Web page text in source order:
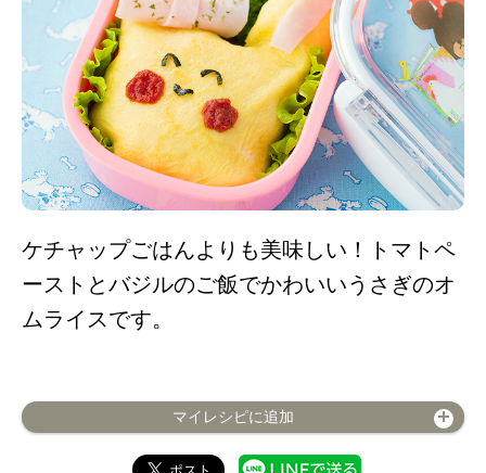
ケチャップごはんよりも美味しい！トマトペ
ーストとバジルのご飯でかわいいうさぎのオ
ムライスです。
マイレシピに追加